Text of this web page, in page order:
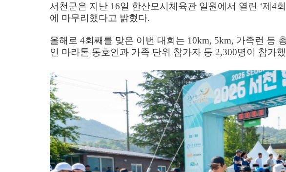
서천군은 지난 16일 한산모시체육관 일원에서 열린 ‘제4회
에 마무리했다고 밝혔다.
올해로 4회째를 맞은 이번 대회는 10km, 5km, 가족런 등
인 마라톤 동호인과 가족 단위 참가자 등 2,300명이 참가